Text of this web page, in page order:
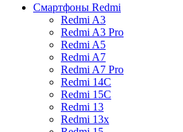
Смартфоны Redmi
Redmi A3
Redmi A3 Pro
Redmi A5
Redmi A7
Redmi A7 Pro
Redmi 14C
Redmi 15C
Redmi 13
Redmi 13x